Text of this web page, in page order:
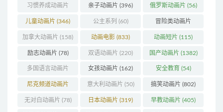
厂(126)
习惯养成动画片
(74)
亲子动画片 (396) 俄罗斯动画片 (56)
儿童动画片 (346) 公主系列 (60) 冒险类动画片
(1272)
加拿大动画片 (158) 动画电影 (833) 动画短片 (115)
励志动画片 (78) 双语动画片 (220) 国产动画片 (1382)
多国语言动画片
(179)
女孩动画片 (162) 安全教育 (54)
尼克频道动画片
(83)
意大利动画片 (50) 搞笑动画片 (802)
无对白动画片 (78) 日本动画片 (319) 早教动画片 (405)